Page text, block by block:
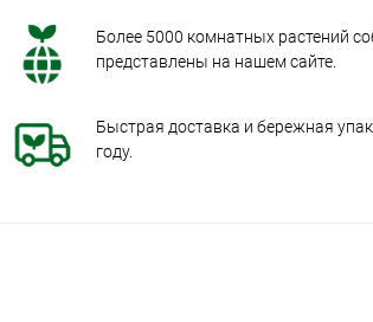
Более 5000 комнатных растений
представлены на нашем сайте.
Быстрая доставка и бережная
году.